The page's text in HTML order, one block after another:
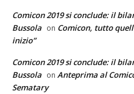
Comicon 2019 si conclude: il
Bussola on Comicon, tutto
inizio”
Comicon 2019 si conclude: il
Bussola on Anteprima al
Sematary